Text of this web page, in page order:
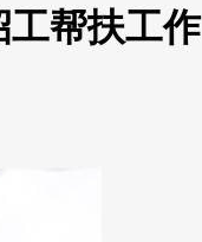
工帮扶工作